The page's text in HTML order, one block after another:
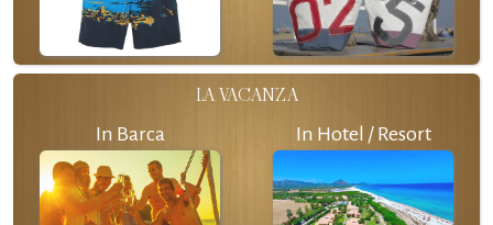
LA VACANZA
In Barca In Hotel / Resort